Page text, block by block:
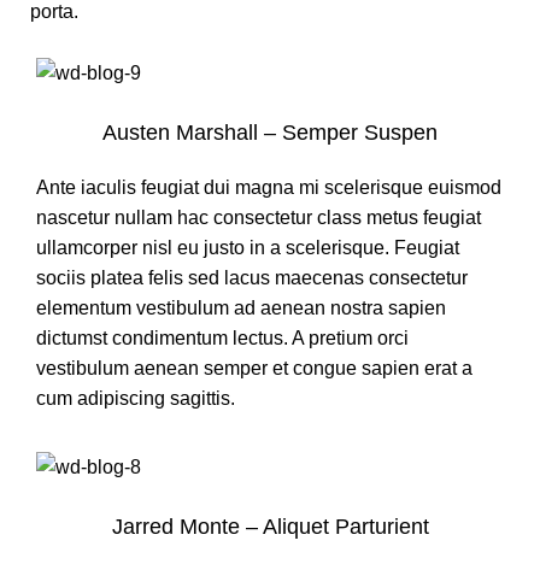
porta.
Austen Marshall – Semper Suspen
Ante iaculis feugiat dui magna mi scelerisque euismod
nascetur nullam hac consectetur class metus feugiat
ullamcorper nisl eu justo in a scelerisque. Feugiat
sociis platea felis sed lacus maecenas consectetur
elementum vestibulum ad aenean nostra sapien
dictumst condimentum lectus. A pretium orci
vestibulum aenean semper et congue sapien erat a
cum adipiscing sagittis.
Jarred Monte – Aliquet Parturient